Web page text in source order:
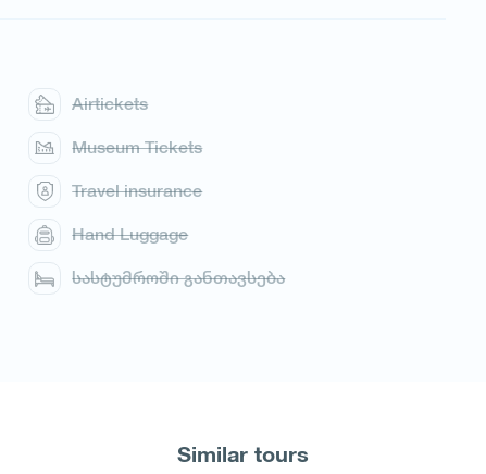
Airtickets
Museum Tickets
Travel insurance
Hand Luggage
სასტუმროში განთავსება
Similar tours